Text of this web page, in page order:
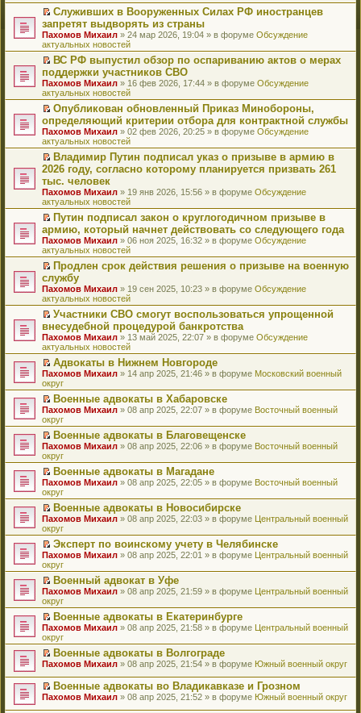
и
к
п
е
р
в
о
м
у
н
е
п
р
о
ч
и
т
а
н
н
о
м
у
с
о
о
б
щ
е
н
и
ю
р
е
й
т
и
к
п
е
р
в
о
м
у
н
е
п
р
о
ч
и
т
а
н
н
о
м
у
с
о
о
б
щ
е
н
и
ю
П
е
р
е
й
т
и
к
п
е
р
в
о
м
у
н
е
п
р
о
ч
и
т
а
н
н
о
м
у
с
о
о
б
щ
е
н
и
ю
Служивших в Вооруженных Силах РФ иностранцев
запретят выдворять из страны
Пахомов Михаил » 24 мар 2026, 19:04 » в форуме Обсуждение
актуальных новостей
П
е
р
е
й
т
и
к
п
е
р
в
о
м
у
н
е
п
р
о
ч
и
т
а
н
н
о
м
у
с
о
о
б
щ
е
н
и
ю
ВС РФ выпустил обзор по оспариванию актов о мерах
поддержки участников СВО
Пахомов Михаил » 16 фев 2026, 17:44 » в форуме Обсуждение
актуальных новостей
П
е
р
е
й
т
и
к
п
е
р
в
о
м
у
н
е
п
р
о
ч
и
т
а
н
н
о
м
у
с
о
о
б
щ
е
н
и
ю
Опубликован обновленный Приказ Минобороны,
определяющий критерии отбора для контрактной службы
Пахомов Михаил » 02 фев 2026, 20:25 » в форуме Обсуждение
актуальных новостей
П
е
р
е
й
т
и
к
п
е
р
в
о
м
у
н
е
п
р
о
ч
и
т
а
н
н
о
м
у
с
о
о
б
щ
е
н
и
ю
Владимир Путин подписал указ о призыве в армию в
2026 году, согласно которому планируется призвать 261
тыс. человек
Пахомов Михаил » 19 янв 2026, 15:56 » в форуме Обсуждение
актуальных новостей
П
е
р
е
й
т
и
к
п
е
р
в
о
м
у
н
е
п
р
о
ч
и
т
а
н
н
о
м
у
с
о
о
б
щ
е
н
и
ю
Путин подписал закон о круглогодичном призыве в
армию, который начнет действовать со следующего года
Пахомов Михаил » 06 ноя 2025, 16:32 » в форуме Обсуждение
актуальных новостей
П
е
р
е
й
т
и
к
п
е
р
в
о
м
у
н
е
п
р
о
ч
и
т
а
н
н
о
м
у
с
о
о
б
щ
е
н
и
ю
Продлен срок действия решения о призыве на военную
службу
Пахомов Михаил » 19 сен 2025, 10:23 » в форуме Обсуждение
актуальных новостей
П
е
р
е
й
т
и
к
п
е
р
в
о
м
у
н
е
п
р
о
ч
и
т
а
н
н
о
м
у
с
о
о
б
щ
е
н
ю
Участники СВО смогут воспользоваться упрощенной
внесудебной процедурой банкротства
Пахомов Михаил » 13 май 2025, 22:07 » в форуме Обсуждение
актуальных новостей
П
е
р
е
й
т
и
к
п
е
р
в
о
м
у
н
е
п
р
о
ч
и
т
а
н
н
о
м
у
с
о
б
щ
е
н
Адвокаты в Нижнем Новгороде
Пахомов Михаил » 14 апр 2025, 21:46 » в форуме Московский военный
округ
П
е
р
е
й
т
и
к
п
е
р
в
о
м
у
н
е
п
р
о
ч
и
т
а
н
н
о
м
у
с
о
Военные адвокаты в Хабаровске
Пахомов Михаил » 08 апр 2025, 22:07 » в форуме Восточный военный
округ
П
е
р
е
й
т
и
к
п
е
р
в
о
м
у
н
е
п
р
о
ч
и
т
а
н
н
о
Военные адвокаты в Благовещенске
Пахомов Михаил » 08 апр 2025, 22:06 » в форуме Восточный военный
округ
П
е
р
е
й
т
и
к
п
е
р
в
о
м
у
н
е
п
р
о
и
т
а
Военные адвокаты в Магадане
Пахомов Михаил » 08 апр 2025, 22:05 » в форуме Восточный военный
округ
П
е
р
е
й
т
и
к
п
е
р
в
о
м
у
н
п
р
о
ч
Военные адвокаты в Новосибирске
Пахомов Михаил » 08 апр 2025, 22:03 » в форуме Центральный военный
округ
П
е
р
е
й
т
и
к
п
е
р
в
о
м
у
н
Эксперт по воинскому учету в Челябинске
Пахомов Михаил » 08 апр 2025, 22:01 » в форуме Центральный военный
округ
П
е
р
е
й
т
и
к
п
е
р
в
Военный адвокат в Уфе
Пахомов Михаил » 08 апр 2025, 21:59 » в форуме Центральный военный
округ
П
е
р
е
й
и
к
п
Военные адвокаты в Екатеринбурге
Пахомов Михаил » 08 апр 2025, 21:58 » в форуме Центральный военный
округ
П
р
е
й
т
Военные адвокаты в Волгограде
Пахомов Михаил » 08 апр 2025, 21:54 » в форуме Южный военный округ
П
Военные адвокаты во Владикавказе и Грозном
Пахомов Михаил » 08 апр 2025, 21:52 » в форуме Южный военный округ